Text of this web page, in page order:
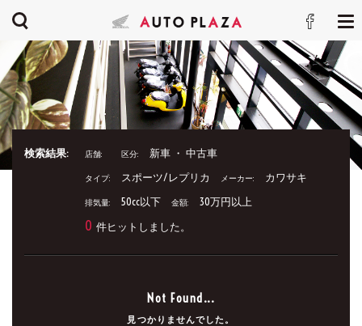
検索結果: 店舗: 区分: 新車 ・ 中古車
タイプ: スポーツ/レプリカ メーカー: カワサキ
排気量: 50cc以下 金額: 30万円以上
0 件ヒットしました。
Not Found...
見つかりませんでした。